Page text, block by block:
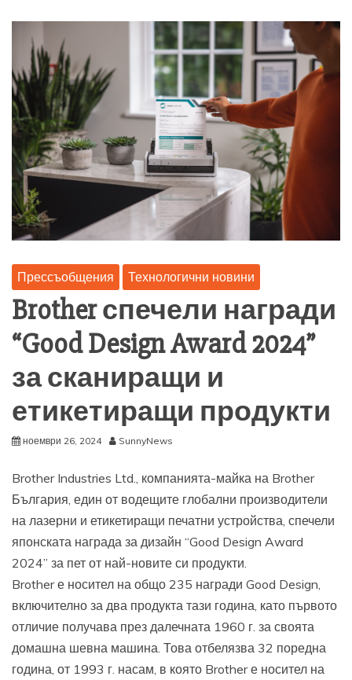
Прессъобщения Технологични новини
Brother спечели награди
“Good Design Award 2024”
за сканиращи и
етикетиращи продукти
ноември 26, 2024 SunnyNews
Brother Industries Ltd., компанията-майка на Brother
България, един от водещите глобални производители
на лазерни и етикетиращи печатни устройства, спечели
японската награда за дизайн “Good Design Award
2024” за пет от най-новите си продукти.
Brother е носител на общо 235 награди Good Design,
включително за два продукта тази година, като първото
отличие получава през далечната 1960 г. за своята
домашна шевна машина. Това отбелязва 32 поредна
година, от 1993 г. насам, в която Brother е носител на